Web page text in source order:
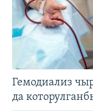
Гемодиализ
да